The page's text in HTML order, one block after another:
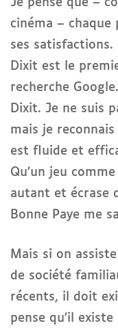
Je pense que –
cinéma – chaque
ses satisfactions.
Dixit est le
recherche
Dixit. Je ne suis
mais je
est fluide et
Qu’un jeu
autant et écrase
Bonne Paye me
Mais si on
de société
récents, il doit
pense qu’il